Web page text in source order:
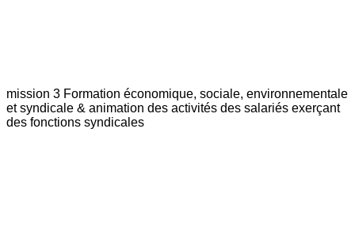
mission 3 Formation économique, sociale, environnementale
et syndicale & animation des activités des salariés exerçant
des fonctions syndicales